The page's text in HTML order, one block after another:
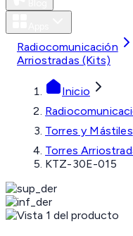
Radiocomunicación
Arriostradas (Kits)
Inicio
Torres y Mástiles
Torres
KTZ-30E-015